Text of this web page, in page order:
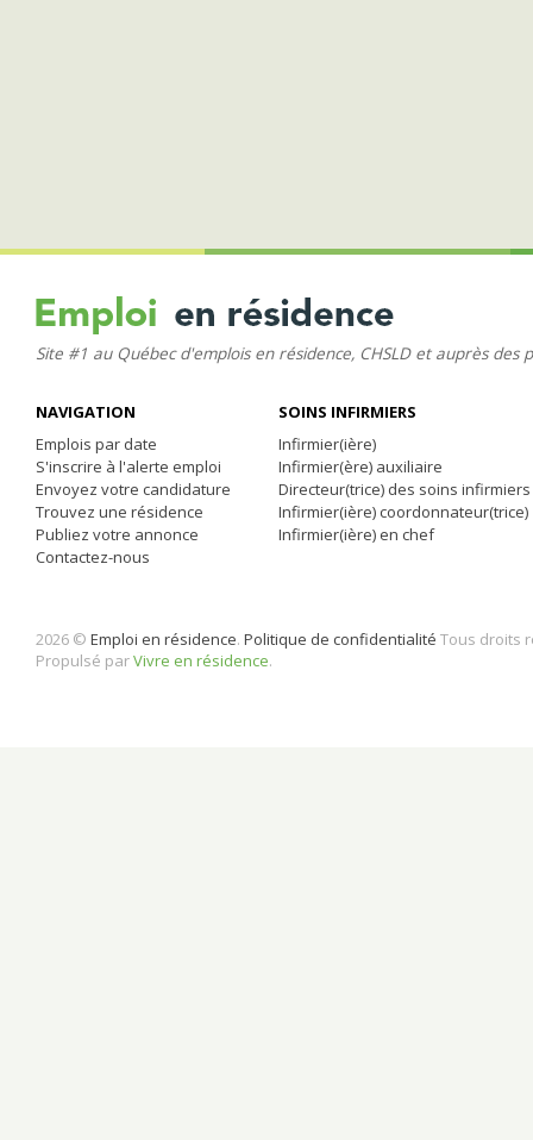
Site #1 au Québec d'emplois en résidence, CHSLD et auprès des
NAVIGATION
Emplois par date
S'inscrire à l'alerte emploi
Envoyez votre candidature
Trouvez une résidence
Publiez votre annonce
Contactez-nous
SOINS INFIRMIERS
Infirmier(ière)
Infirmier(ère) auxiliaire
Directeur(trice) des soins infirmiers
Infirmier(ière) coordonnateur(trice)
Infirmier(ière) en chef
2026 © Emploi en résidence. Politique de confidentialité Tous droits
Propulsé parVivre en résidence.